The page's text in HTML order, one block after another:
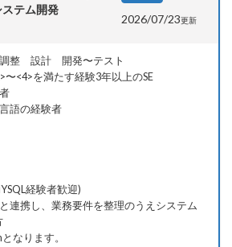
テム開発
2026/07/23更新
調整 設計 開発〜テスト
<4>を満たす経験3年以上のSE
語の経験者
経験者歓迎)
連携し、業務要件を整理のうえシステム
なります。